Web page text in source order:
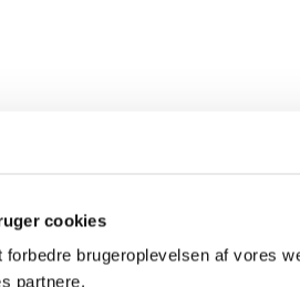
cookies
brugeroplevelsen af vores
partnere.